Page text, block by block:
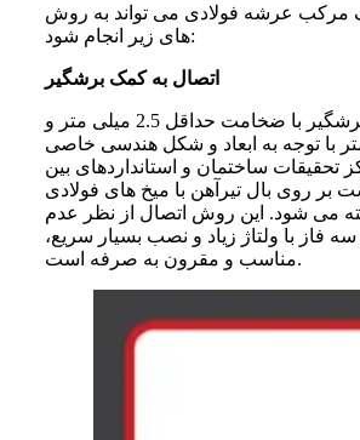
مرکب عرشه فولادی می تواند به روش
های زیر انجام شود:
اتصال به کمک برشگیر
در این روش، برشگیر با ضخامت حداقل 2.5 میلی متر و
سانتی متر با توجه به ابعاد و شکل هندسی خاصی
تحقیقات ساختمان و استانداردهای بین
بر روی بال تیرآهن با میخ های فولادی
می شود. این روش اتصال از نظر عدم
سه فاز با ولتاژ زیاد و نصب بسیار سریع،
مناسب و مقرون به صرفه است.